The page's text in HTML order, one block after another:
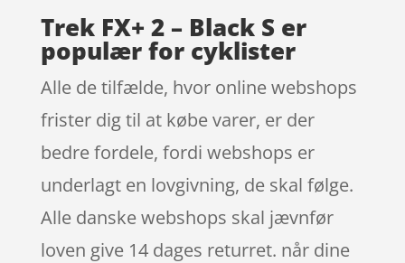
Trek FX+ 2 – Black S er
populær for cyklister
Alle de tilfælde, hvor online webshops
frister dig til at købe varer, er der
bedre fordele, fordi webshops er
underlagt en lovgivning, de skal følge.
Alle danske webshops skal jævnfør
loven give 14 dages returret. når dine